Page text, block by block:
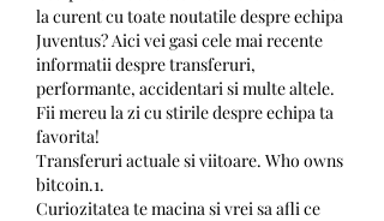
la curent cu toate noutatile despre echipa
Juventus? Aici vei gasi cele mai recente
informatii despre transferuri,
performante, accidentari si multe altele.
Fii mereu la zi cu stirile despre echipa ta
favorita!
Transferuri actuale si viitoare. Who owns
bitcoin.1.
Curiozitatea te macina si vrei sa afli ce